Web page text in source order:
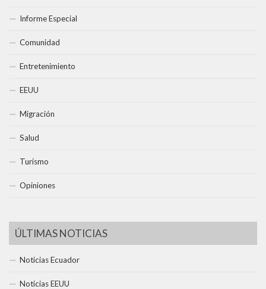
Informe Especial
Comunidad
Entretenimiento
EEUU
Migración
Salud
Turismo
Opiniones
ÚLTIMAS NOTICIAS
Noticias Ecuador
Noticias EEUU